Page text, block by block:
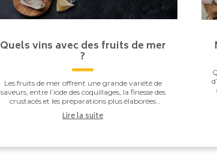
Quels vins avec des fruits de mer
?
Les fruits de mer offrent une grande variété de
saveurs, entre l’iode des coquillages, la finesse des
crustacés et les préparations plus élaborées
comme les gambas grillées ou les noix de Saint-J...
Lire la suite